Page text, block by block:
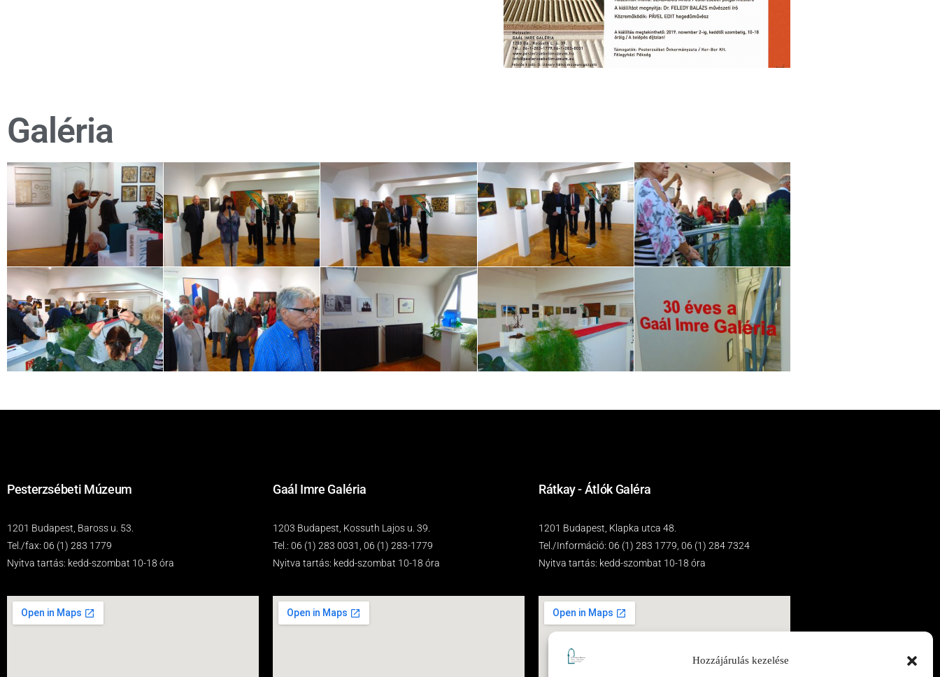
Hozzájárulás kezelése
Galéria
Pesterzsébeti Múzeum
1201 Budapest, Baross u. 53.
Tel./fax: 06 (1) 283 1779
Nyitva tartás: kedd-szombat 10-18 óra
Gaál Imre Galéria
1203 Budapest, Kossuth Lajos u. 39.
Tel.: 06 (1) 283 0031, 06 (1) 283-1779
Nyitva tartás: kedd-szombat 10-18 óra
Rátkay - Átlók Galéra
1201 Budapest, Klapka utca 48.
Tel./Információ: 06 (1) 283 1779, 06 (1) 284 7324
Nyitva tartás: kedd-szombat 10-18 óra